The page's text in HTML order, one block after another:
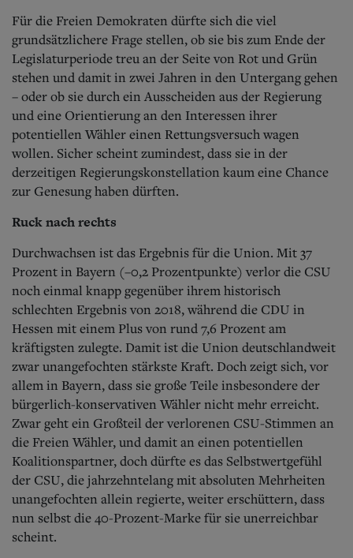
Für die Freien Demokraten dürfte sich die viel
grundsätzlichere Frage stellen, ob sie bis zum Ende der
Legislaturperiode treu an der Seite von Rot und Grün
stehen und damit in zwei Jahren in den Untergang gehen
– oder ob sie durch ein Ausscheiden aus der Regierung
und eine Orientierung an den Interessen ihrer
potentiellen Wähler einen Rettungsversuch wagen
wollen. Sicher scheint zumindest, dass sie in der
derzeitigen Regierungskonstellation kaum eine Chance
zur Genesung haben dürften.
Ruck nach rechts
Durchwachsen ist das Ergebnis für die Union. Mit 37
Prozent in Bayern (–0,2 Prozentpunkte) verlor die CSU
noch einmal knapp gegenüber ihrem historisch
schlechten Ergebnis von 2018, während die CDU in
Hessen mit einem Plus von rund 7,6 Prozent am
kräftigsten zulegte. Damit ist die Union deutschlandweit
zwar unangefochten stärkste Kraft. Doch zeigt sich, vor
allem in Bayern, dass sie große Teile insbesondere der
bürgerlich-konservativen Wähler nicht mehr erreicht.
Zwar geht ein Großteil der verlorenen CSU-Stimmen an
die Freien Wähler, und damit an einen potentiellen
Koalitionspartner, doch dürfte es das Selbstwertgefühl
der CSU, die jahrzehntelang mit absoluten Mehrheiten
unangefochten allein regierte, weiter erschüttern, dass
nun selbst die 40-Prozent-Marke für sie unerreichbar
scheint.